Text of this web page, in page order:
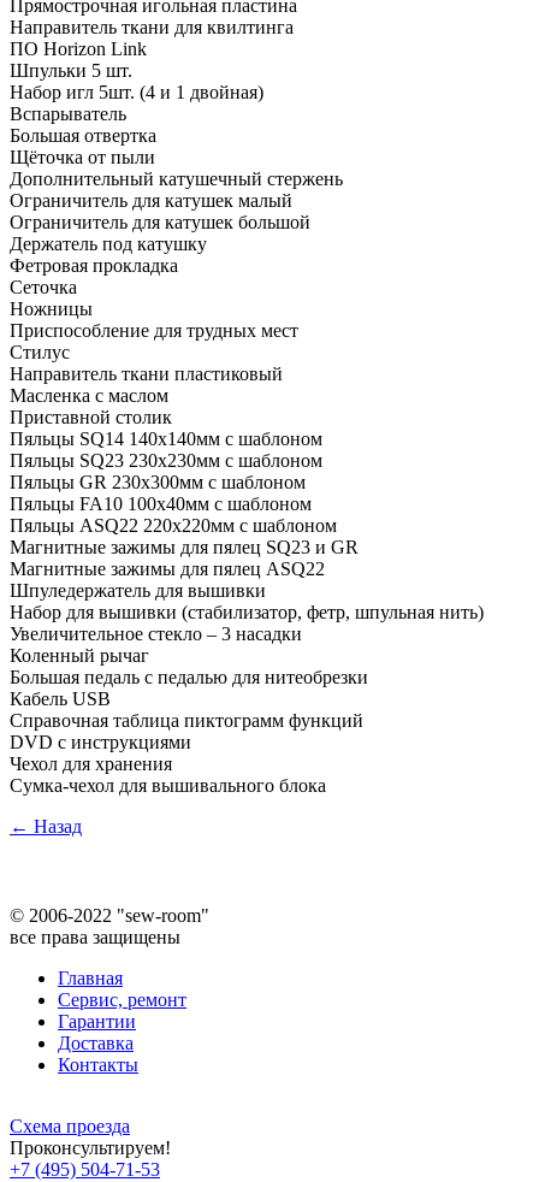
Прямострочная игольная пластина
Направитель ткани для квилтинга
ПО Horizon Link
Шпульки 5 шт.
Набор игл 5шт. (4 и 1 двойная)
Вспарыватель
Большая отвертка
Щёточка от пыли
Дополнительный катушечный стержень
Ограничитель для катушек малый
Ограничитель для катушек большой
Держатель под катушку
Фетровая прокладка
Сеточка
Ножницы
Приспособление для трудных мест
Стилус
Направитель ткани пластиковый
Масленка с маслом
Приставной столик
Пяльцы SQ14 140x140мм с шаблоном
Пяльцы SQ23 230x230мм с шаблоном
Пяльцы GR 230x300мм с шаблоном
Пяльцы FA10 100x40мм с шаблоном
Пяльцы ASQ22 220x220мм с шаблоном
Магнитные зажимы для пялец SQ23 и GR
Магнитные зажимы для пялец ASQ22
Шпуледержатель для вышивки
Набор для вышивки (стабилизатор, фетр, шпульная нить)
Увеличительное стекло – 3 насадки
Коленный рычаг
Большая педаль с педалью для нитеобрезки
Кабель USB
Справочная таблица пиктограмм функций
DVD с инструкциями
Чехол для хранения
Сумка-чехол для вышивального блока
← Назад
© 2006-2022 "sew-room"
все права защищены
Главная
Сервис, ремонт
Гарантии
Доставка
Контакты
Схема проезда
Проконсультируем!
+7 (495) 504-71-53